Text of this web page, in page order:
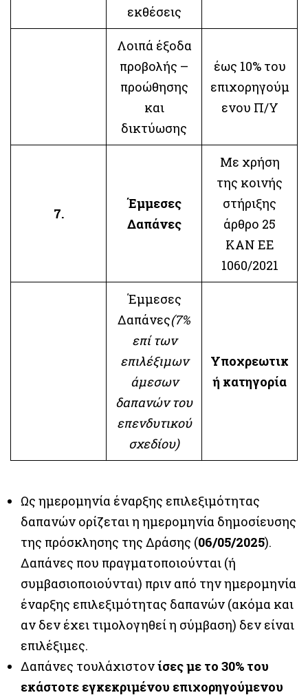
εκθέσεις
Λοιπά έξοδα
προβολής –
προώθησης
και
δικτύωσης
έως 10% του
επιχορηγούμ
ενου Π/Υ
7.
Έμμεσες
Δαπάνες
Με χρήση
της κοινής
στήριξης
άρθρο 25
ΚΑΝ ΕΕ
1060/2021
Έμμεσες
Δαπάνες(7%
επί των
επιλέξιμων
άμεσων
δαπανών του
επενδυτικού
σχεδίου)
Υποχρεωτικ
ή κατηγορία
Ως ημερομηνία έναρξης επιλεξιμότητας
δαπανών ορίζεται η ημερομηνία δημοσίευσης
της πρόσκλησης της Δράσης (06/05/2025).
Δαπάνες που πραγματοποιούνται (ή
συμβασιοποιούνται) πριν από την ημερομηνία
έναρξης επιλεξιμότητας δαπανών (ακόμα και
αν δεν έχει τιμολογηθεί η σύμβαση) δεν είναι
επιλέξιμες.
Δαπάνες τουλάχιστονίσες με το 30% του
εκάστοτε εγκεκριμένου επιχορηγούμενου